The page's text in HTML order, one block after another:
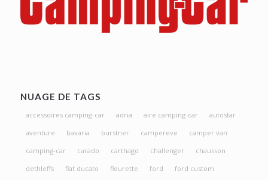
NUAGE DE TAGS
accessoires camping-car adria aire camping-car
autostar
aventure
bavaria burstner campereve
camper van
camping-car
carado carthago challenger
chausson
dethleffs
fiat ducato fleurette ford
ford custom